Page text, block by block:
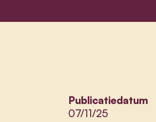
Publicatiedatum
07/11/25